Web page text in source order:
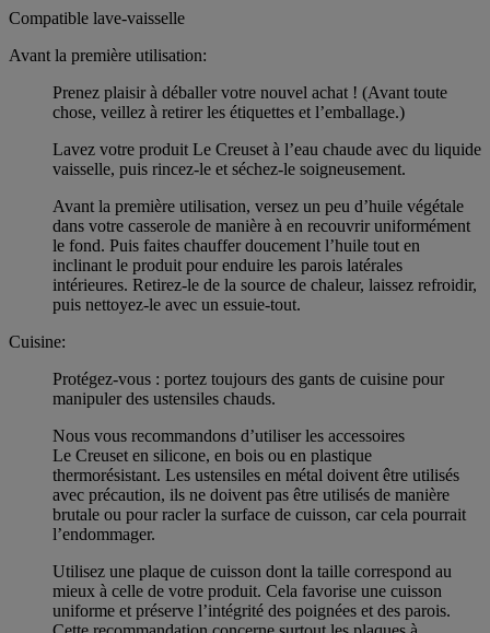
Compatible lave-vaisselle
Avant la première utilisation:
Prenez plaisir à déballer votre nouvel achat ! (Avant toute
chose, veillez à retirer les étiquettes et l’emballage.)
Lavez votre produit Le Creuset à l’eau chaude avec du liquide
vaisselle, puis rincez-le et séchez-le soigneusement.
Avant la première utilisation, versez un peu d’huile végétale
dans votre casserole de manière à en recouvrir uniformément
le fond. Puis faites chauffer doucement l’huile tout en
inclinant le produit pour enduire les parois latérales
intérieures. Retirez-le de la source de chaleur, laissez refroidir,
puis nettoyez-le avec un essuie-tout.
Cuisine:
Protégez-vous : portez toujours des gants de cuisine pour
manipuler des ustensiles chauds.
Nous vous recommandons d’utiliser les accessoires
Le Creuset en silicone, en bois ou en plastique
thermorésistant. Les ustensiles en métal doivent être utilisés
avec précaution, ils ne doivent pas être utilisés de manière
brutale ou pour racler la surface de cuisson, car cela pourrait
l’endommager.
Utilisez une plaque de cuisson dont la taille correspond au
mieux à celle de votre produit. Cela favorise une cuisson
uniforme et préserve l’intégrité des poignées et des parois.